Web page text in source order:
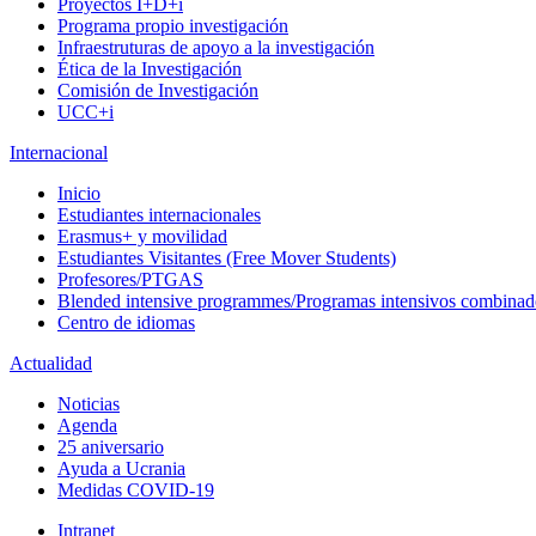
Proyectos I+D+i
Programa propio investigación
Infraestruturas de apoyo a la investigación
Ética de la Investigación
Comisión de Investigación
UCC+i
Internacional
Inicio
Estudiantes internacionales
Erasmus+ y movilidad
Estudiantes Visitantes (Free Mover Students)
Profesores/PTGAS
Blended intensive programmes/Programas intensivos
Centro de idiomas
Actualidad
Noticias
Agenda
25 aniversario
Ayuda a Ucrania
Medidas COVID-19
Intranet